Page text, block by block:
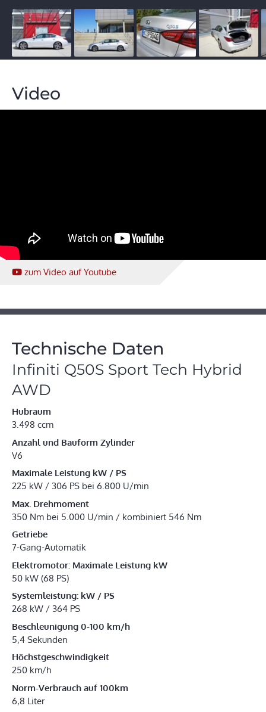
Video
zum Video auf Youtube
Technische Daten
Infiniti Q50S Sport Tech Hybrid
AWD
Hubraum
3.498 ccm
Anzahl und Bauform Zylinder
V6
Maximale Leistung kW / PS
225 kW / 306 PS bei 6.800 U/min
Max. Drehmoment
350 Nm bei 5.000 U/min / kombiniert 546 Nm
Getriebe
7-Gang-Automatik
Elektromotor: Maximale Leistung kW
50 kW (68 PS)
Systemleistung: kW / PS
268 kW / 364 PS
Beschleunigung 0-100 km/h
5,4 Sekunden
Höchstgeschwindigkeit
250 km/h
Norm-Verbrauch auf 100km
6,8 Liter